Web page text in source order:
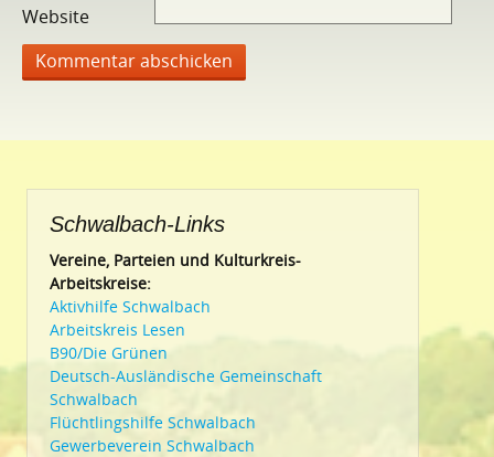
Website
Schwalbach-Links
Vereine, Parteien und Kulturkreis-
Arbeitskreise:
Aktivhilfe Schwalbach
Arbeitskreis Lesen
B90/Die Grünen
Deutsch-Ausländische Gemeinschaft
Schwalbach
Flüchtlingshilfe Schwalbach
Gewerbeverein Schwalbach